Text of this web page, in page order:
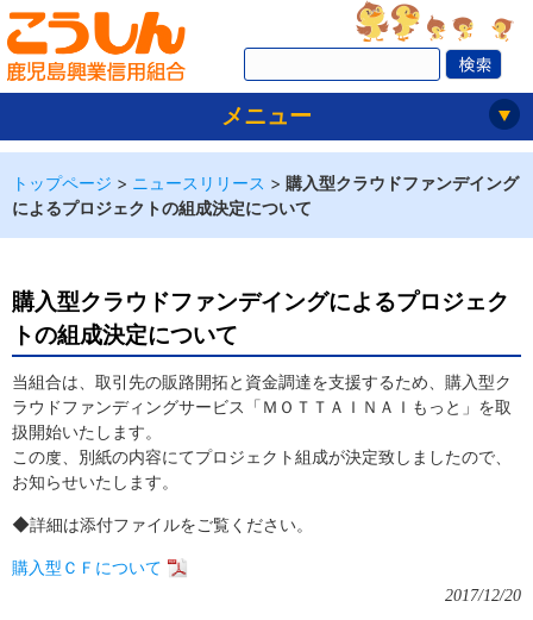
メニュー
トップページ > ニュースリリース > 購入型クラウドファンデイング
によるプロジェクトの組成決定について
購入型クラウドファンデイングによるプロジェク
トの組成決定について
当組合は、取引先の販路開拓と資金調達を支援するため、購入型ク
ラウドファンディングサービス「ＭＯＴＴＡＩＮＡＩもっと」を取
扱開始いたします。
この度、別紙の内容にてプロジェクト組成が決定致しましたので、
お知らせいたします。
◆詳細は添付ファイルをご覧ください。
購入型ＣＦについて
2017/12/20